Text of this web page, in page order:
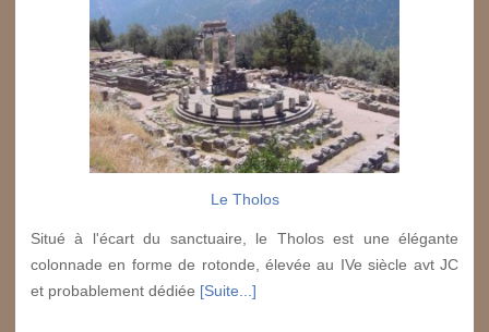
Le Tholos
Situé à l'écart du sanctuaire, le Tholos est une élégante
colonnade en forme de rotonde, élevée au IVe siècle avt JC
et probablement dédiée [Suite...]